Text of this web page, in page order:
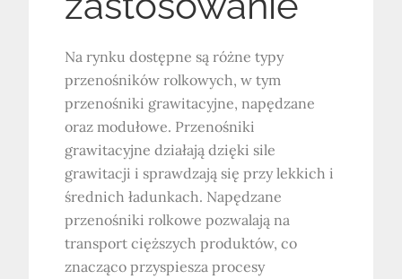
Na rynku dostępne są różne typy
przenośników rolkowych, w tym
przenośniki grawitacyjne, napędzane
oraz modułowe. Przenośniki
grawitacyjne działają dzięki sile
grawitacji i sprawdzają się przy lekkich i
średnich ładunkach. Napędzane
przenośniki rolkowe pozwalają na
transport cięższych produktów, co
znacząco przyspiesza procesy